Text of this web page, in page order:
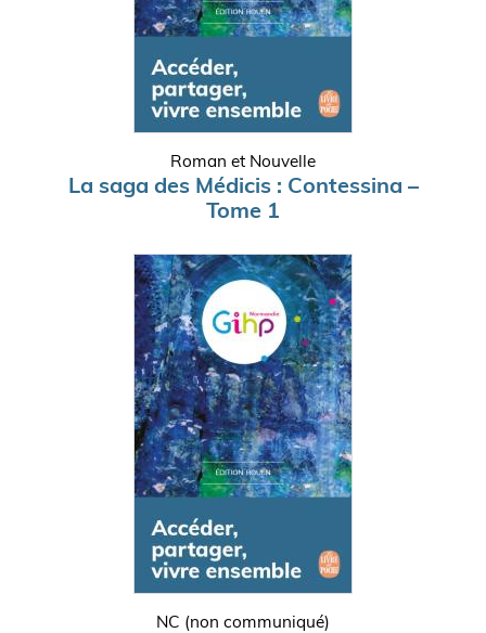
Roman et Nouvelle
La saga des Médicis : Contessina –
Tome 1
NC (non communiqué)